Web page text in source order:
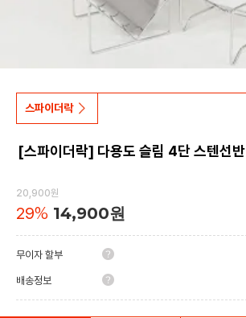
스파이더락
[스파이더락] 다용도 슬림 4단 스텐선반
20,900원
29% 14,900원
무이자 할부
배송정보